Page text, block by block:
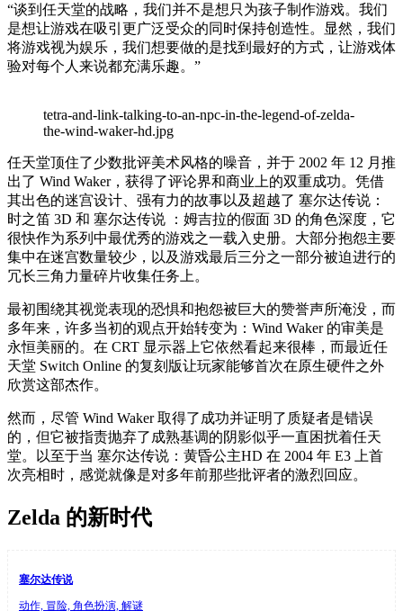
“谈到任天堂的战略，我们并不是想只为孩子制作游戏。我们
是想让游戏在吸引更广泛受众的同时保持创造性。显然，我们
将游戏视为娱乐，我们想要做的是找到最好的方式，让游戏体
验对每个人来说都充满乐趣。”
tetra-and-link-talking-to-an-npc-in-the-legend-of-zelda-
the-wind-waker-hd.jpg
任天堂顶住了少数批评美术风格的噪音，并于 2002 年 12 月推
出了 Wind Waker，获得了评论界和商业上的双重成功。凭借
其出色的迷宫设计、强有力的故事以及超越了 塞尔达传说：
时之笛 3D 和 塞尔达传说 ：姆吉拉的假面 3D 的角色深度，它
很快作为系列中最优秀的游戏之一载入史册。大部分抱怨主要
集中在迷宫数量较少，以及游戏最后三分之一部分被迫进行的
冗长三角力量碎片收集任务上。
最初围绕其视觉表现的恐惧和抱怨被巨大的赞誉声所淹没，而
多年来，许多当初的观点开始转变为：Wind Waker 的审美是
永恒美丽的。在 CRT 显示器上它依然看起来很棒，而最近任
天堂 Switch Online 的复刻版让玩家能够首次在原生硬件之外
欣赏这部杰作。
然而，尽管 Wind Waker 取得了成功并证明了质疑者是错误
的，但它被指责抛弃了成熟基调的阴影似乎一直困扰着任天
堂。以至于当 塞尔达传说：黄昏公主HD 在 2004 年 E3 上首
次亮相时，感觉就像是对多年前那些批评者的激烈回应。
Zelda 的新时代
塞尔达传说
动作, 冒险, 角色扮演, 解谜